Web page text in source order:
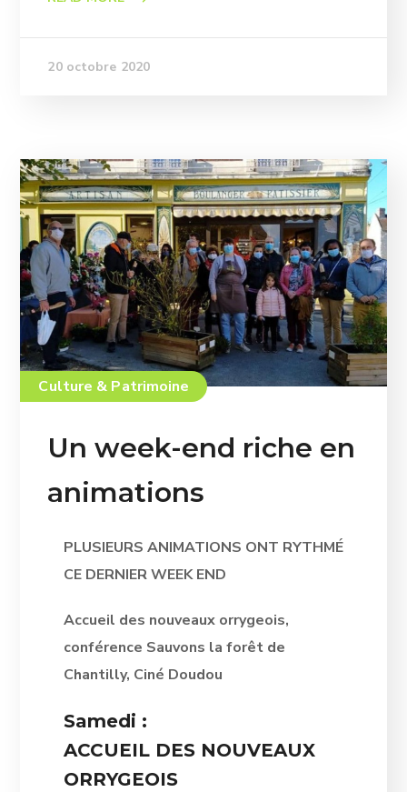
20 octobre 2020
Culture & Patrimoine
Un week-end riche en
animations
PLUSIEURS ANIMATIONS ONT RYTHMÉ
CE DERNIER WEEK END
Accueil des nouveaux orrygeois,
conférence Sauvons la forêt de
Chantilly, Ciné Doudou
Samedi :
ACCUEIL DES NOUVEAUX
ORRYGEOIS